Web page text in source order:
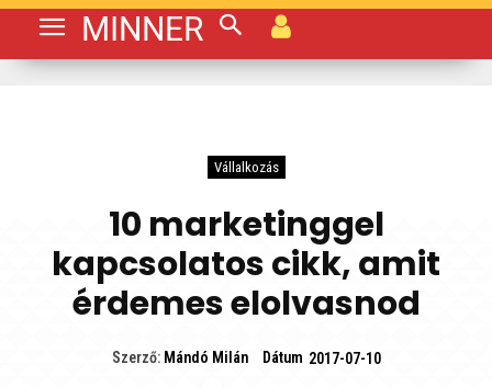
MINNER
Vállalkozás
10 marketinggel
kapcsolatos cikk, amit
érdemes elolvasnod
Szerző: Mándó Milán Dátum 2017-07-10